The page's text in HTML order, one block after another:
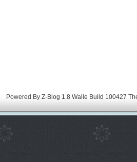
Powered By Z-Blog 1.8 Walle Build 100427